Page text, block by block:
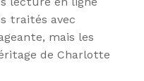
traités avec
mais les
de Charlotte